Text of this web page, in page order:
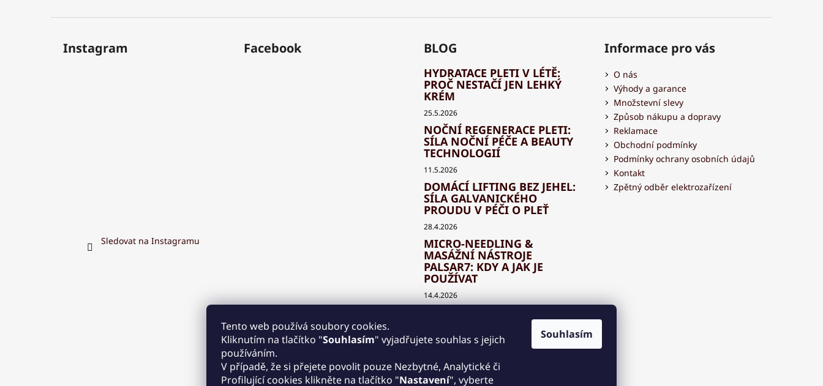
Tento web používá soubory cookies.
Kliknutím na tlačítko "Souhlasím" vyjadřujete souhlas s jejich
používáním.
V případě, že si přejete povolit pouze Nezbytné, Analytické či
Profilující cookies klikněte na tlačítko "Nastavení", vyberte
Souhlasím
Instagram
Sledovat na Instagramu
Facebook BLOG
HYDRATACE PLETI V LÉTĚ:
PROČ NESTAČÍ JEN LEHKÝ
KRÉM
25.5.2026
NOČNÍ REGENERACE PLETI:
SÍLA NOČNÍ PÉČE A BEAUTY
TECHNOLOGIÍ
11.5.2026
DOMÁCÍ LIFTING BEZ JEHEL:
SÍLA GALVANICKÉHO
PROUDU V PÉČI O PLEŤ
28.4.2026
MICRO-NEEDLING &
MASÁŽNÍ NÁSTROJE
PALSAR7: KDY A JAK JE
POUŽÍVAT
14.4.2026
BEAUTY TECHNOLOGIE S
KLASICKOU KOSMETIKOU?
LED TERAPIE DOMA: JAK
SVĚTELNÉ MASKY PALSAR7
Informace pro vás
O nás
Výhody a garance
Množstevní slevy
Způsob nákupu a dopravy
Reklamace
Obchodní podmínky
Podmínky ochrany osobních údajů
Kontakt
Zpětný odběr elektrozařízení